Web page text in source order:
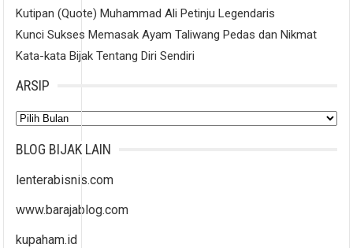
Kutipan (Quote) Muhammad Ali Petinju Legendaris
Kunci Sukses Memasak Ayam Taliwang Pedas dan Nikmat
Kata-kata Bijak Tentang Diri Sendiri
ARSIP
Arsip
BLOG BIJAK LAIN
lenterabisnis.com
www.barajablog.com
kupaham.id